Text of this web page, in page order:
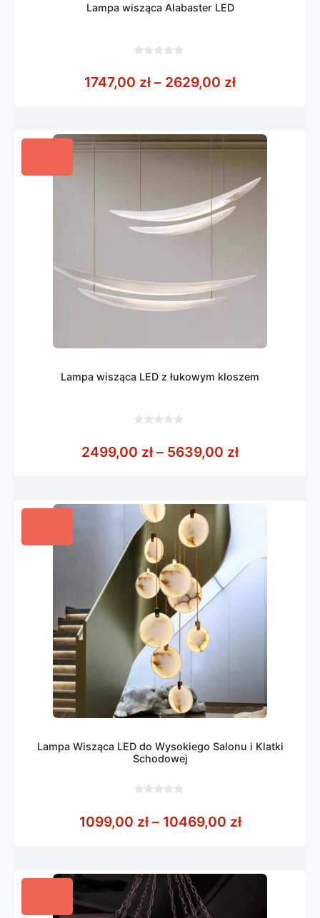
Lampa wisząca Alabaster LED
5
1747,00 zł – 2629,00 złZakres cen:
Lampa wisząca LED z łukowym kloszem
5
2499,00 zł – 5639,00 złZakres cen:
Lampa Wisząca LED do Wysokiego Salonu i Klatki
Schodowej
5
1099,00 zł – 10469,00 złZakres